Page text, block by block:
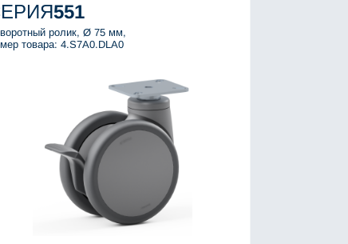
551
ролик, Ø 75 мм,
товара: 4.S7A0.DLA0